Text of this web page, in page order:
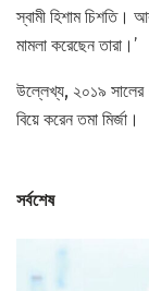
স্বামী হিশাম চিশতি।
মামলা করেছেন তারা।’
উল্লেখ্য, ২০১৯ সালের
বিয়ে করেন তমা মির্জা।
সর্বশেষ